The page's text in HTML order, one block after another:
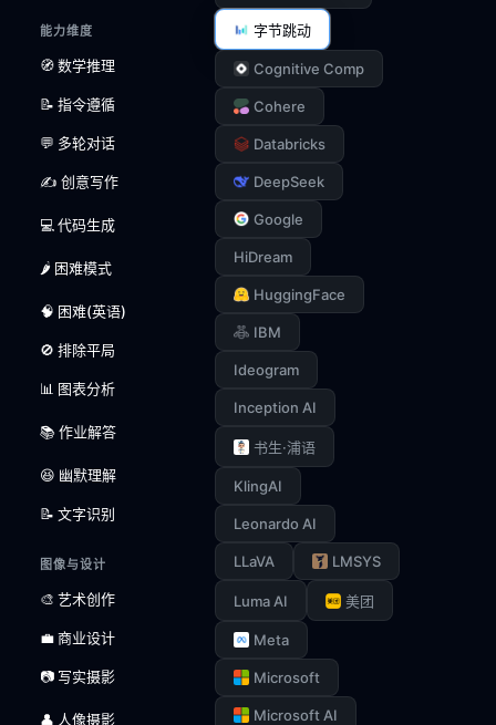
能力维度
🧭 数学推理
📝 指令遵循
💬 多轮对话
✍️ 创意写作
💻 代码生成
🌶️ 困难模式
🧠 困难(英语)
🚫 排除平局
📊 图表分析
📚 作业解答
😆 幽默理解
📝 文字识别
图像与设计
🎨 艺术创作
💼 商业设计
📷 写实摄影
👤 人像摄影
字节跳动
Cognitive Comp
Cohere
Databricks
DeepSeek
Google
HiDream
HuggingFace
IBM
Ideogram
Inception AI
书生·浦语
KlingAI
Leonardo AI
LLaVA LMSYS
Luma AI 美团
Meta
Microsoft
Microsoft AI